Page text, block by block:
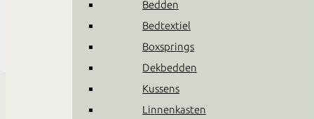
Bedden
Bedtextiel
Boxsprings
Dekbedden
Kussens
Linnenkasten